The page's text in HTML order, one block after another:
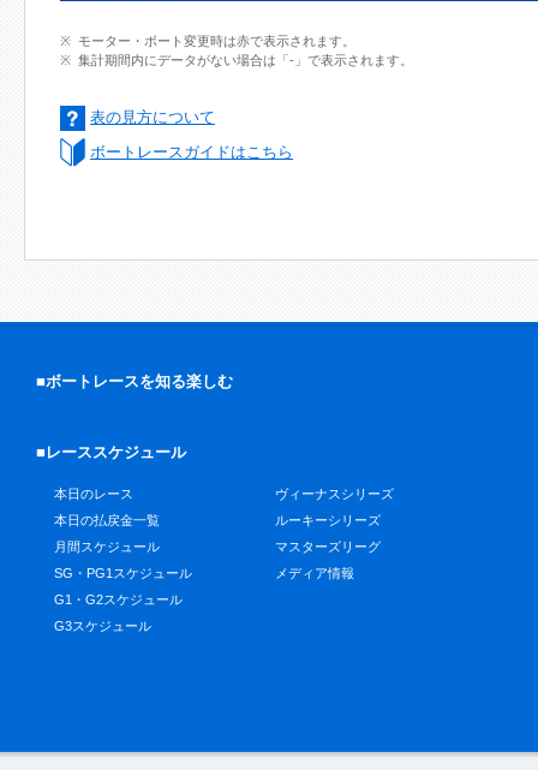
モーター・ボート変更時は赤で表示されます。
集計期間内にデータがない場合は「-」で表示されます。
表の見方について
ボートレースガイドはこちら
■ボートレースを知る楽しむ
■レーススケジュール
本日のレース
本日の払戻金一覧
月間スケジュール
SG・PG1スケジュール
G1・G2スケジュール
G3スケジュール
ヴィーナスシリーズ
ルーキーシリーズ
マスターズリーグ
メディア情報